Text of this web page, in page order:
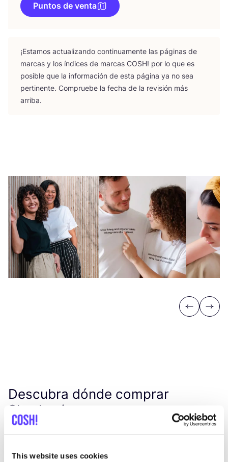
This website uses cookies
Puntos de venta
¡Esta­mos actua­li­zan­do con­ti­nua­men­te las pági­nas de
mar­cas y los índi­ces de mar­cas COSH! por lo que es
posi­ble que la infor­ma­ción de esta pági­na ya no sea
per­ti­nen­te. Com­prue­be la fecha de la revi­sión más
arriba.
Previous
Next
Descubra dónde comprar
Slowbasic